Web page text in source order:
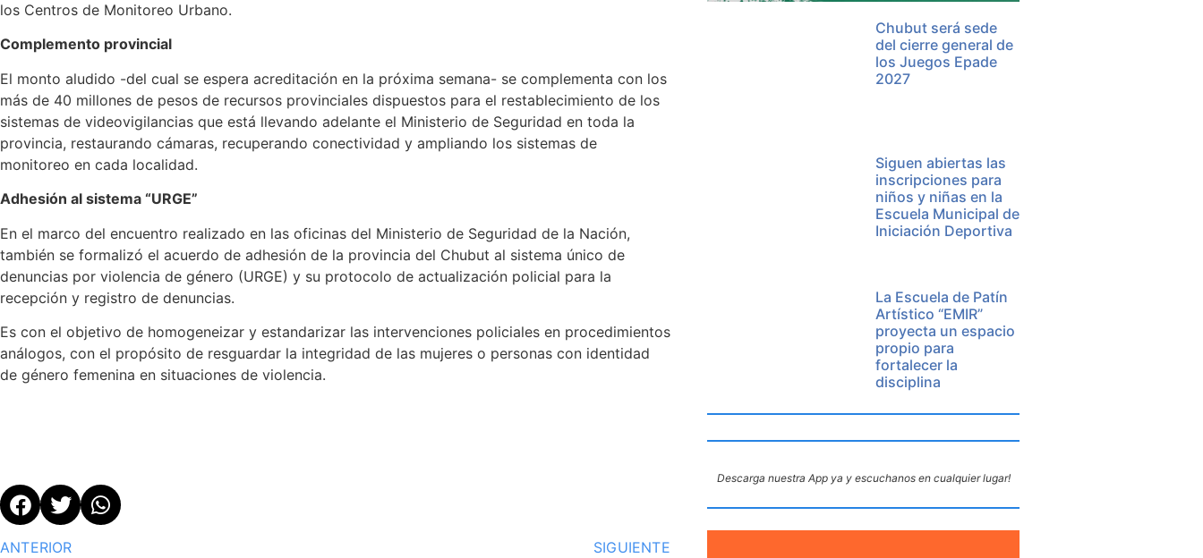
los Centros de Monitoreo Urbano.
Complemento provincial
El monto aludido -del cual se espera acreditación en la próxima semana- se complementa con los
más de 40 millones de pesos de recursos provinciales dispuestos para el restablecimiento de los
sistemas de videovigilancias que está llevando adelante el Ministerio de Seguridad en toda la
provincia, restaurando cámaras, recuperando conectividad y ampliando los sistemas de
monitoreo en cada localidad.
Adhesión al sistema “URGE”
En el marco del encuentro realizado en las oficinas del Ministerio de Seguridad de la Nación,
también se formalizó el acuerdo de adhesión de la provincia del Chubut al sistema único de
denuncias por violencia de género (URGE) y su protocolo de actualización policial para la
recepción y registro de denuncias.
Es con el objetivo de homogeneizar y estandarizar las intervenciones policiales en procedimientos
análogos, con el propósito de resguardar la integridad de las mujeres o personas con identidad
de género femenina en situaciones de violencia.
ANTERIOR SIGUIENTE
Chubut será sede
del cierre general de
los Juegos Epade
2027
Siguen abiertas las
inscripciones para
niños y niñas en la
Escuela Municipal de
Iniciación Deportiva
La Escuela de Patín
Artístico “EMIR”
proyecta un espacio
propio para
fortalecer la
disciplina
Descarga nuestra App ya y escuchanos en cualquier lugar!